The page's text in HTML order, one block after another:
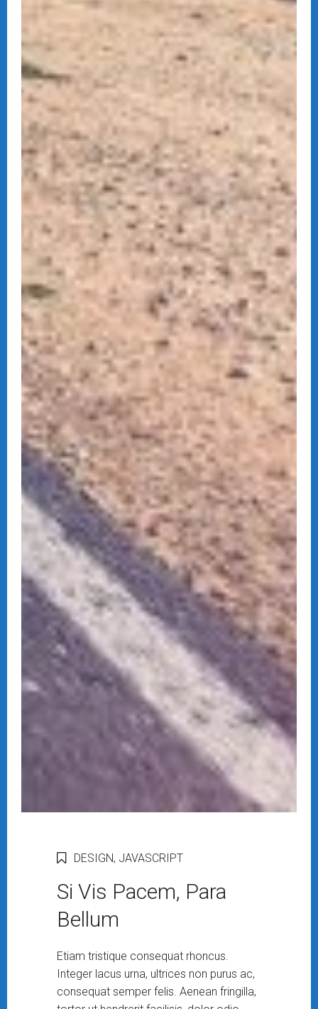
DESIGN, JAVASCRIPT
Si Vis Pacem, Para
Bellum
Etiam tristique consequat rhoncus.
Integer lacus urna, ultrices non purus ac,
consequat semper felis. Aenean fringilla,